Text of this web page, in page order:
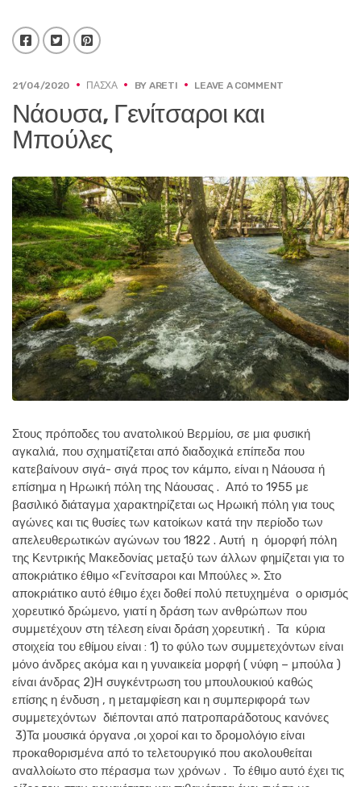
Facebook Twitter Pinterest
21/04/2020 ΠΆΣΧΑ BY ARETI LEAVE A COMMENTON
Νάουσα, Γενίτσαροι και
Μπούλες
Στους πρόποδες του ανατολικού Βερμίου, σε μια φυσική
αγκαλιά, που σχηματίζεται από διαδοχικά επίπεδα που
κατεβαίνουν σιγά- σιγά προς τον κάμπο, είναι η Νάουσα ή
επίσημα η Ηρωική πόλη της Νάουσας . Από το 1955 με
βασιλικό διάταγμα χαρακτηρίζεται ως Ηρωική πόλη για τους
αγώνες και τις θυσίες των κατοίκων κατά την περίοδο των
απελευθερωτικών αγώνων του 1822 . Αυτή η όμορφή πόλη
της Κεντρικής Μακεδονίας μεταξύ των άλλων φημίζεται για το
αποκριάτικο έθιμο «Γενίτσαροι και Μπούλες ». Στο
αποκριάτικο αυτό έθιμο έχει δοθεί πολύ πετυχημένα ο ορισμός
χορευτικό δρώμενο, γιατί η δράση των ανθρώπων που
συμμετέχουν στη τέλεση είναι δράση χορευτική . Τα κύρια
στοιχεία του εθίμου είναι : 1) το φύλο των συμμετεχόντων είναι
μόνο άνδρες ακόμα και η γυναικεία μορφή ( νύφη – μπούλα )
είναι άνδρας 2)Η συγκέντρωση του μπουλουκιού καθώς
επίσης η ένδυση , η μεταμφίεση και η συμπεριφορά των
συμμετεχόντων διέπονται από πατροπαράδοτους κανόνες
3)Τα μουσικά όργανα ,οι χοροί και το δρομολόγιο είναι
προκαθορισμένα από το τελετουργικό που ακολουθείται
αναλλοίωτο στο πέρασμα των χρόνων . Το έθιμο αυτό έχει τις